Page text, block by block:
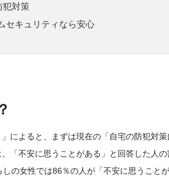
犯対策
セキュリティなら安心
によると、まずは現在の「自宅の防犯対
「不安に思うことがある」と回答した人
の女性では86％の人が「不安に思うこと